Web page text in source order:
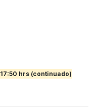
17:50 hrs (continuado)